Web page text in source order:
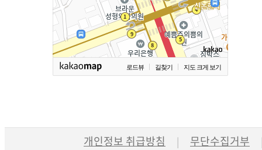
로드뷰 길찾기 지도 크게 보기
개인정보 취급방침 | 무단수집거부